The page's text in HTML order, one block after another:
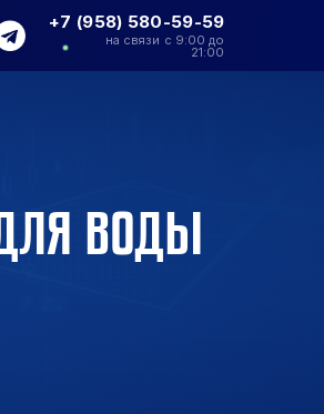
+7 (958) 580-59-59
на связи с 9:00 до
21:00
воды